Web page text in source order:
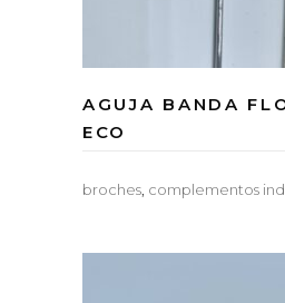
AGUJA BANDA
ECO
broches, complementos